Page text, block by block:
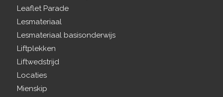
Leaflet Parade
Lesmateriaal
Lesmateriaal basisonderwijs
Liftplekken
Liftwedstrijd
Locaties
Mienskip